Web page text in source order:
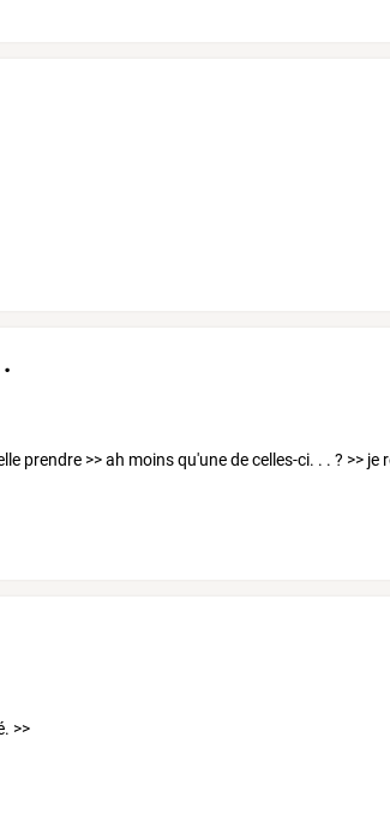
prendre >> ah moins qu'une de celles-ci. . . ? >> je
>>